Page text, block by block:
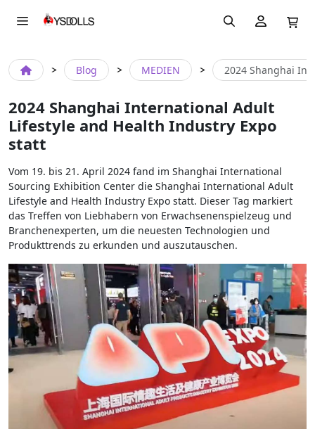
Blog MEDIEN 2024 Shanghai
2024 Shanghai International Adult
Lifestyle and Health Industry Expo
statt
Vom 19. bis 21. April 2024 fand im Shanghai International
Sourcing Exhibition Center die Shanghai International Adult
Lifestyle and Health Industry Expo statt. Dieser Tag markiert
das Treffen von Liebhabern von Erwachsenenspielzeug und
Branchenexperten, um die neuesten Technologien und
Produkttrends zu erkunden und auszutauschen.